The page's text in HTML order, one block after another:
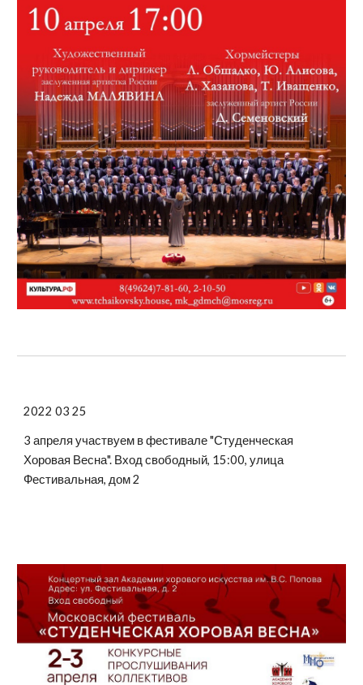
2022 03 25
3 апреля участвуем в фестивале "Студенческая
Хоровая Весна". Вход свободный, 15:00, улица
Фестивальная, дом 2